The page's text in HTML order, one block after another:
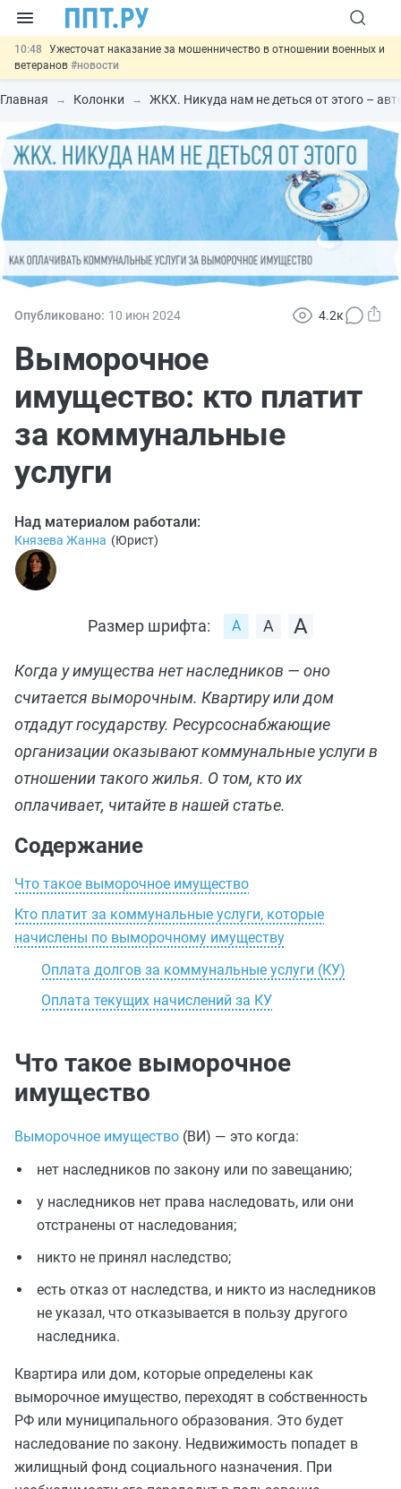
10:48
Ужесточат наказание за мошенничество в отношении военных и
ветеранов #новости
10:00 Введут маркировку и идентификацию игроков в видеоиграх
#новости
аттестацией#новости
00:01
7 августа: важные документы, вступающие в силу сегодня
#новости
Важно
Разработают единые критерии трудовых и ГПХ-
#новости
Главная Колонки ЖКХ. Никуда нам не деться от этого –
Опубликовано: 10 июн 2024 4.2к
Выморочное
имущество: кто платит
за коммунальные
услуги
Над материалом работали:
Князева Жанна (Юрист)
Размер шрифта:
Когда у имущества нет наследников — оно
считается выморочным. Квартиру или дом
отдадут государству. Ресурсоснабжающие
организации оказывают коммунальные услуги в
отношении такого жилья. О том, кто их
оплачивает, читайте в нашей статье.
Содержание
Что такое выморочное имущество
Кто платит за коммунальные услуги, которые
начислены по выморочному имуществу
Оплата долгов за коммунальные услуги (КУ)
Оплата текущих начислений за КУ
Что такое выморочное
имущество
Выморочное имущество (ВИ) — это когда:
нет наследников по закону или по завещанию;
у наследников нет права наследовать, или они
отстранены от наследования;
никто не принял наследство;
есть отказ от наследства, и никто из наследников
не указал, что отказывается в пользу другого
наследника.
Квартира или дом, которые определены как
выморочное имущество, переходят в собственность
РФ или муниципального образования. Это будет
наследование по закону. Недвижимость попадет в
жилищный фонд социального назначения. При